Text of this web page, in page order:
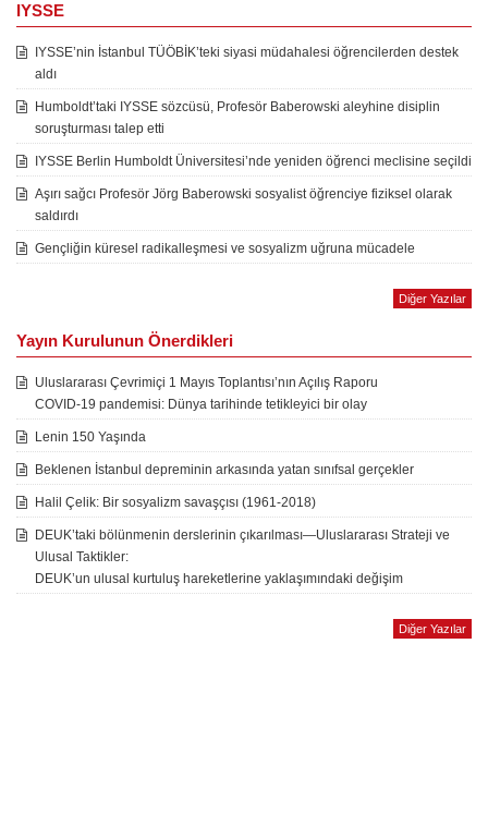
IYSSE
IYSSE’nin İstanbul TÜÖBİK’teki siyasi müdahalesi öğrencilerden destek
aldı
Humboldt’taki IYSSE sözcüsü, Profesör Baberowski aleyhine disiplin
soruşturması talep etti
IYSSE Berlin Humboldt Üniversitesi’nde yeniden öğrenci meclisine seçildi
Aşırı sağcı Profesör Jörg Baberowski sosyalist öğrenciye fiziksel olarak
saldırdı
Gençliğin küresel radikalleşmesi ve sosyalizm uğruna mücadele
Diğer Yazılar
Yayın Kurulunun Önerdikleri
Uluslararası Çevrimiçi 1 Mayıs Toplantısı’nın Açılış Raporu
COVID-19 pandemisi: Dünya tarihinde tetikleyici bir olay
Lenin 150 Yaşında
Beklenen İstanbul depreminin arkasında yatan sınıfsal gerçekler
Halil Çelik: Bir sosyalizm savaşçısı (1961-2018)
DEUK’taki bölünmenin derslerinin çıkarılması—Uluslararası Strateji ve
Ulusal Taktikler:
DEUK’un ulusal kurtuluş hareketlerine yaklaşımındaki değişim
Diğer Yazılar